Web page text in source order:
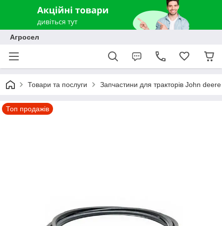
Агросел
Товари та послуги Запчастини для тракторів John deere
Топ продажів